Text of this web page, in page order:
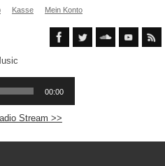
Kasse Mein Konto
Stream >>